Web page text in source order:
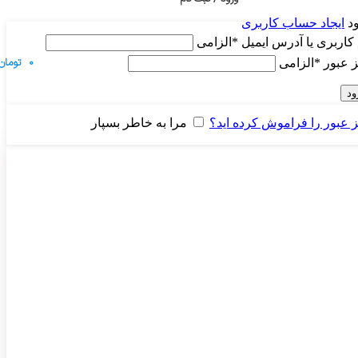
ایجاد حساب کاربری
کاربری یا آدرس ایمیل * الزامی
عبور * الزامی
عبور را فراموش کرده اید؟ مرا به خاطر بسپار
0